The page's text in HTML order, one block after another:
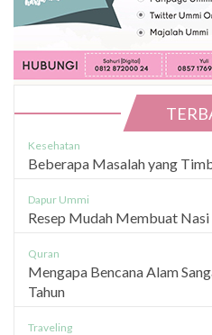
Kesehatan
Beberapa Masalah yang
Dapur Ummi
Resep Mudah Membuat
Quran
Mengapa Bencana Alam
Tahun
Traveling